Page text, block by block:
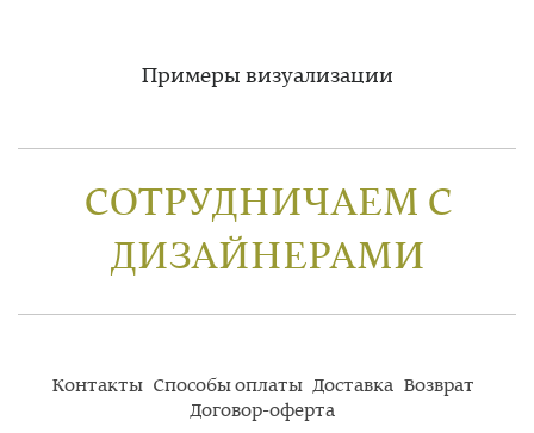
Примеры визуализации
СОТРУДНИЧАЕМ С
ДИЗАЙНЕРАМИ
Контакты Способы оплаты Доставка Возврат
Договор-оферта